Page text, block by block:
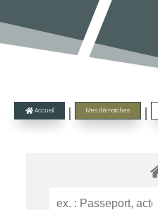
 Accueil | Mes démarches |